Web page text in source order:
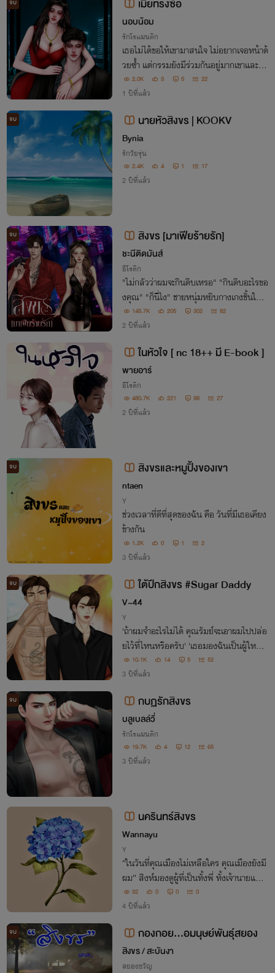
จบ เมียทรงซ้อ
นอบน้อม
รักโรแมนติก
เธอไม่ได้ขอให้เขามาสนใจ ไม่อยากเจอหน้าด้
วยซ้ำ แต่กรรมยังมีร่วมกันอยู่มากเขาและเธ
ออย่าใช้คำว่าพรหมลิขิต แต่ต้องเรียกว่า...คู่เ
วรคู่กรรม! มีอิงดาวที่ไหน! ที่นั่นก็หวังอย่าได้
2.0K 3 5 22
1 ปีที่แล้ว
จบ นายหัวสิงขร | KOOKV
Bynia
รักวัยรุ่น
2.4K 4 1 17
2 ปีที่แล้ว
จบ สิงขร [มาเฟียร้ายรัก]
ชะนีติดมันส์
อีโรติก
"ไม่กลัวว่าผมจะกินดิบเหรอ" "กินดิบอะไรขอ
งคุณ" "ก็นี่ไง" ชายหนุ่มหยิบกางเกงชั้นในที่
เธอซ่อนไว้ในกางเกงอีกตัวออกมา เพราะเมื่อ
สักครู่เธอฝากให้เขาใส่ตะกร้ารอซัก "คุณสิงข
145.7K 205 302 82
2 ปีที่แล้ว
ในหัวใจ [ nc 18++ มี E-book ]
พายอาร์
อีโรติก
480.7K 221 98 27
2 ปีที่แล้ว
จบ สิงขรและหมูปิ้งของเขา
ntaen
Y
ช่วงเวลาที่ดีที่สุดของฉัน คือ วันที่มีเธอเคียง
ข้างกัน
1.2K 0 1 2
3 ปีที่แล้ว
จบ ใต้ปีกสิงขร #Sugar Daddy
V~44
Y
'ถ้าผมจำอะไรไม่ได้ คุณรัมย์จะเอาผมไปปล่อ
ยไว้ที่ไหนหรือครับ' 'เธอมองฉันเป็นผู้ใหญ่ใ
จร้ายขนาดนั้นเลยหรือ'
10.1K 14 5 52
3 ปีที่แล้ว
จบ กบฏรักสิงขร
บลูเบลล์วี่
รักโรแมนติก
19.7K 4 12 65
3 ปีที่แล้ว
นครินทร์สิงขร
Wannayu
Y
“ในวันที่คุณเมืองไม่เหลือใคร คุณเมืองยังมี
ผม” สิงห์มองดูผู้ที่เป็นทั้งพี่ ทั้งเจ้านายและค
นที่สิงห์แอบรัก กำลังแตกสลายอยู่ตรงหน้า
นครินทร์หรือนายหัวเมืองถูกคนรักหักหลังห
องแท้ๆและเป็นพี่ชายของผม…
32 0 0 0
4 ปีที่แล้ว
จบ กองกอย...อมนุษย์พันธุ์สยอง
สิงขร / สะบันงา
สยองขวัญ